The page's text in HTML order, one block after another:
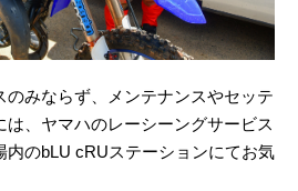
のみならず、メンテナンスやセッテ
は、ヤマハのレーシーングサービス
内のbLU cRUステーションにてお気